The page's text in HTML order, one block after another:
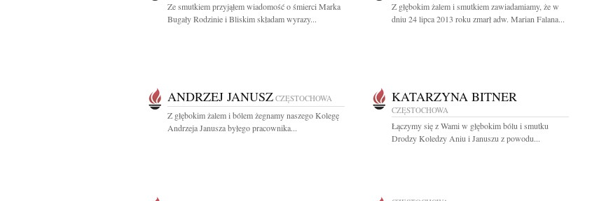
Ze smutkiem przyjąłem wiadomość o śmierci Marka
Bugały Rodzinie i Bliskim składam wyrazy...
Z głębokim żalem i smutkiem zawiadamiamy, że w
dniu 24 lipca 2013 roku zmarł adw. Marian Falana...
ANDRZEJ JANUSZ CZĘSTOCHOWA
Z głębokim żalem i bólem żegnamy naszego Kolegę
Andrzeja Janusza byłego pracownika...
KATARZYNA BITNER
CZĘSTOCHOWA
Łączymy się z Wami w głębokim bólu i smutku
Drodzy Koledzy Aniu i Januszu z powodu...